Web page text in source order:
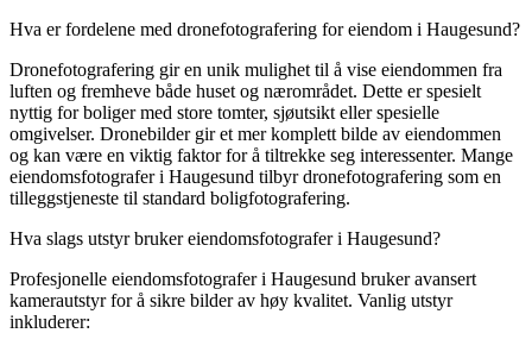
Hva er fordelene med dronefotografering for eiendom i Haugesund?
Dronefotografering gir en unik mulighet til å vise eiendommen fra
luften og fremheve både huset og nærområdet. Dette er spesielt
nyttig for boliger med store tomter, sjøutsikt eller spesielle
omgivelser. Dronebilder gir et mer komplett bilde av eiendommen
og kan være en viktig faktor for å tiltrekke seg interessenter. Mange
eiendomsfotografer i Haugesund tilbyr dronefotografering som en
tilleggstjeneste til standard boligfotografering.
Hva slags utstyr bruker eiendomsfotografer i Haugesund?
Profesjonelle eiendomsfotografer i Haugesund bruker avansert
kamerautstyr for å sikre bilder av høy kvalitet. Vanlig utstyr
inkluderer: